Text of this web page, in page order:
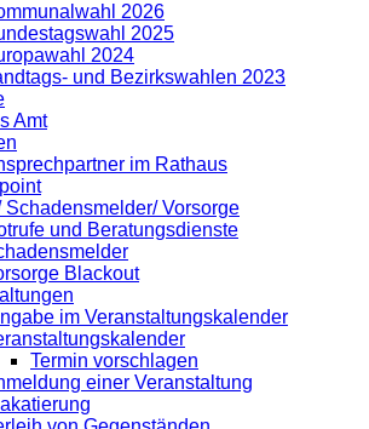
2026
2025
2024
und Bezirkswahlen 2023
Amt
im Rathaus
Schadensmelder/ Vorsorge
und Beratungsdienste
Blackout
im Veranstaltungskalender
Termin vorschlagen
einer Veranstaltung